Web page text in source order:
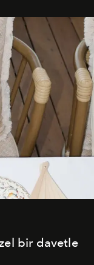
varlığını
dönüştürüyor.
bir davetle